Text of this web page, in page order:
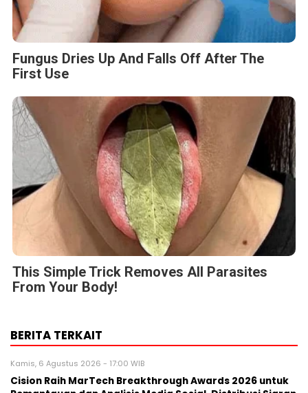
Fungus Dries Up And Falls Off After The
First Use
This Simple Trick Removes All Parasites
From Your Body!
BERITA TERKAIT
Kamis, 6 Agustus 2026 - 17:00 WIB
Cision Raih MarTech Breakthrough Awards 2026 untuk